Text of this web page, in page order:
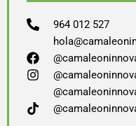
964 012 527